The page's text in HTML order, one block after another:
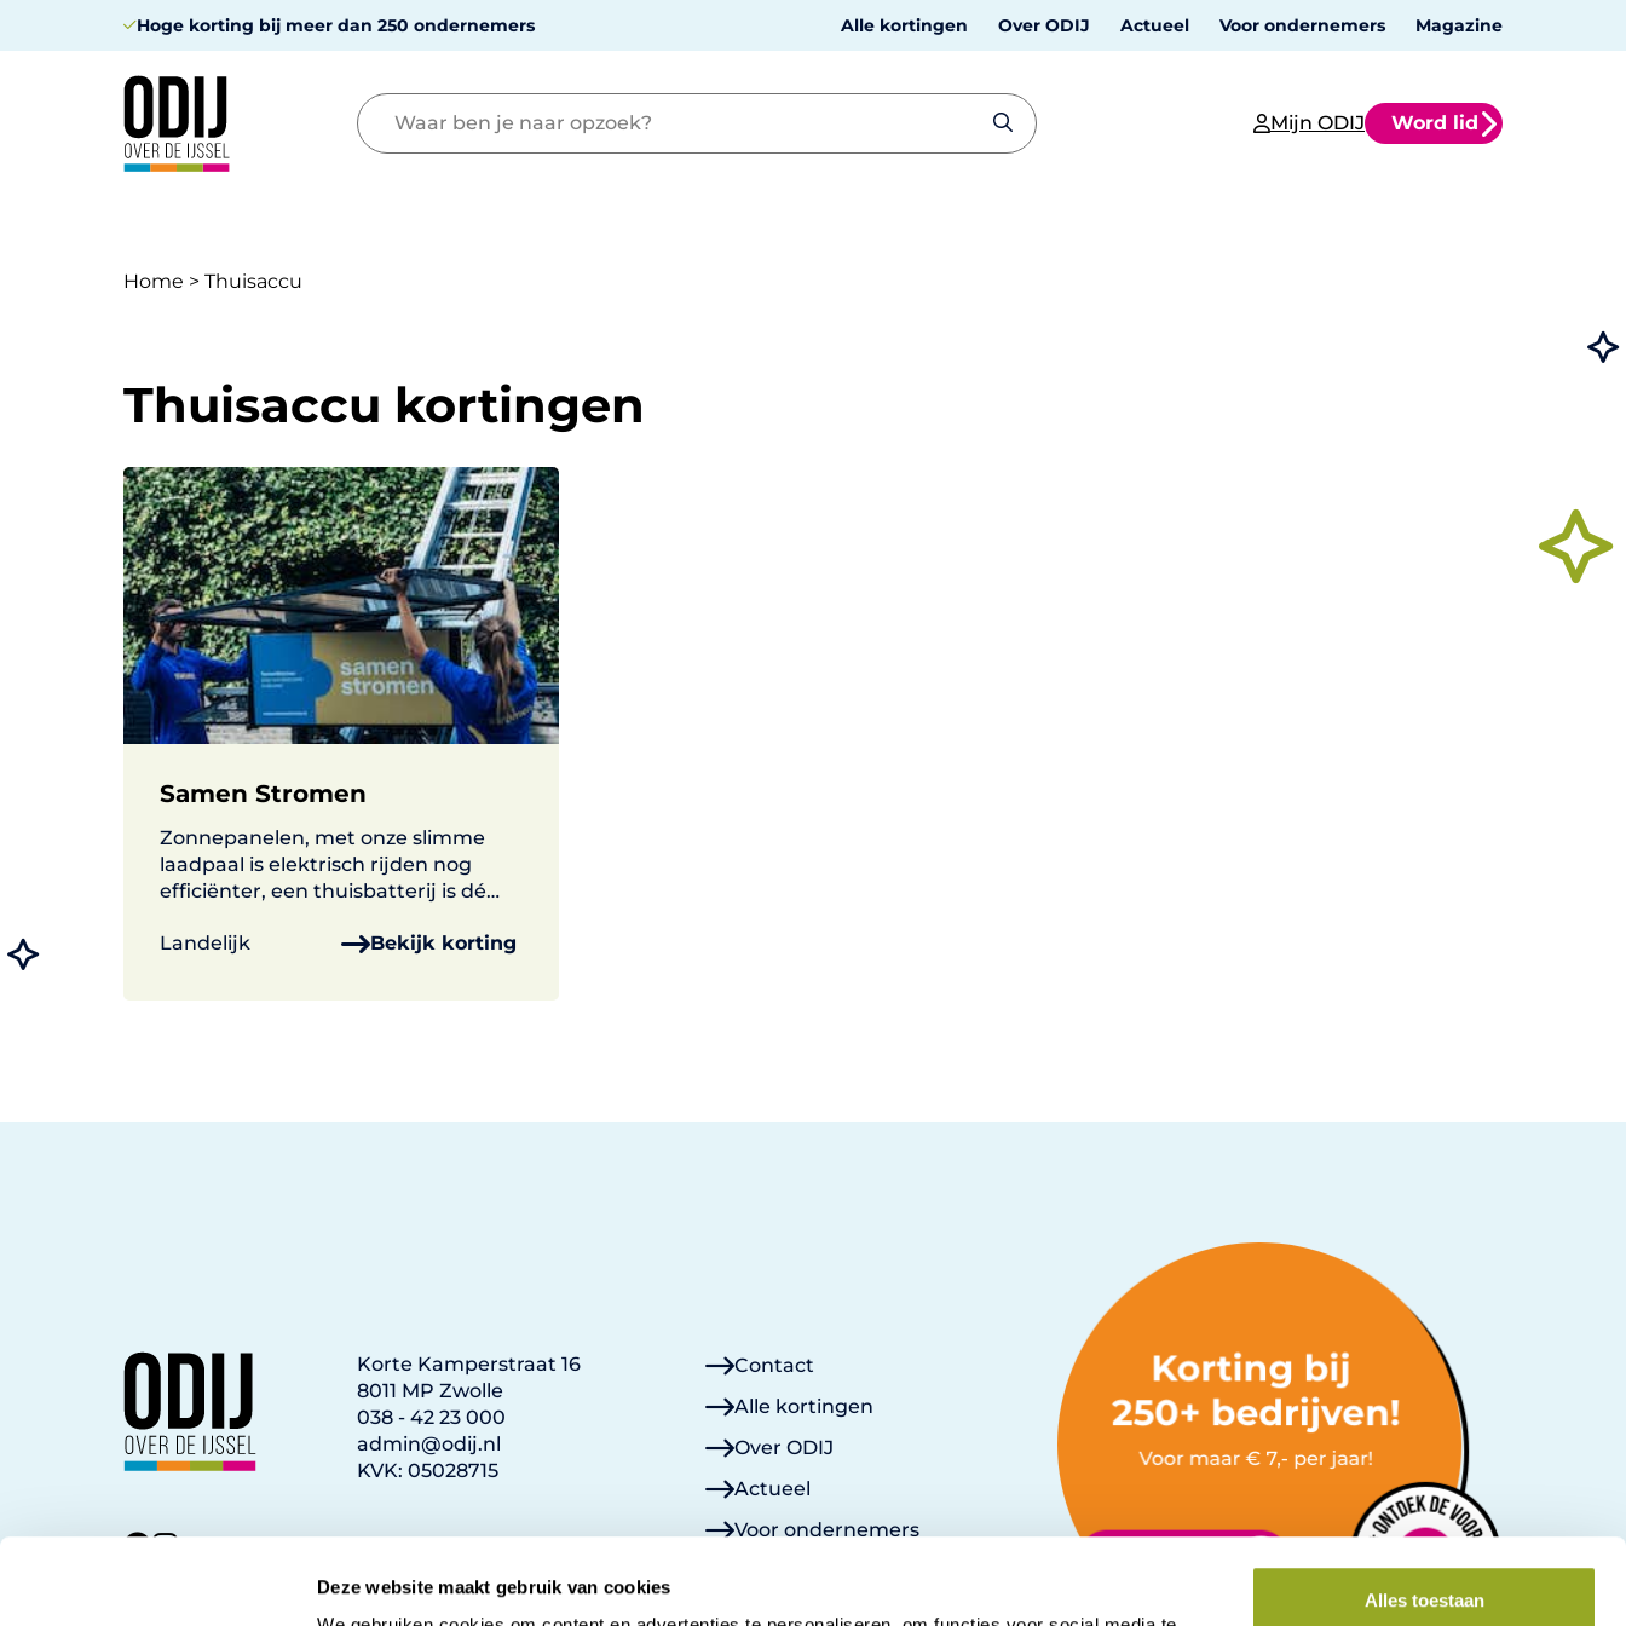
Deze website maakt gebruik van cookies
Alles toestaan
Hoge korting bij meer dan 250 ondernemers Alle kortingen Over ODIJ Actueel Voor ondernemers Magazine
Mijn ODIJ Word lid
Home > Thuisaccu
Thuisaccu kortingen
Samen Stromen
Zonnepanelen, met onze slimme
laadpaal is elektrisch rijden nog
efficiënter, een thuisbatterij is dé
energie op te slaan.
Landelijk Bekijk korting
Korte Kamperstraat 16
8011 MP Zwolle
038 - 42 23 000
admin@odij.nl
KVK: 05028715
Contact
Alle kortingen
Over ODIJ
Actueel
Voor ondernemers